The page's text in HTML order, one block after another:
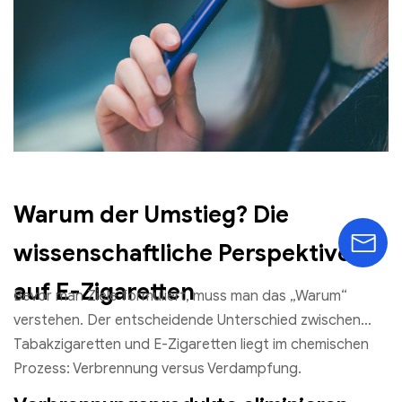
„gesunde Gewohnheit“, sondern als fundierte Methode
zur Schadensminimierung (Harm Reduction
Warum der Umstieg? Die
wissenschaftliche Perspektive
auf E-Zigaretten
Bevor man Ziele formuliert, muss man das „Warum“
verstehen. Der entscheidende Unterschied zwischen
Tabakzigaretten und E-Zigaretten liegt im chemischen
Prozess: Verbrennung versus Verdampfung.